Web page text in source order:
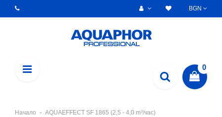
BGN
0
Начало AQUAEFFECT SF 1865 (2,5 - 4,0 m³/час)